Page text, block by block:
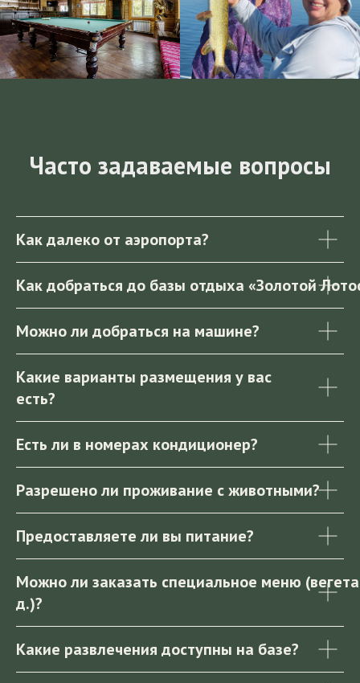
Часто задаваемые вопросы
Как далеко от аэропорта?
Как добраться до базы отдыха «Золотой
Можно ли добраться на машине?
Какие варианты размещения у вас
есть?
Есть ли в номерах кондиционер?
Разрешено ли проживание с животными?
Предоставляете ли вы питание?
Можно ли заказать специальное меню
д.)?
Какие развлечения доступны на базе?